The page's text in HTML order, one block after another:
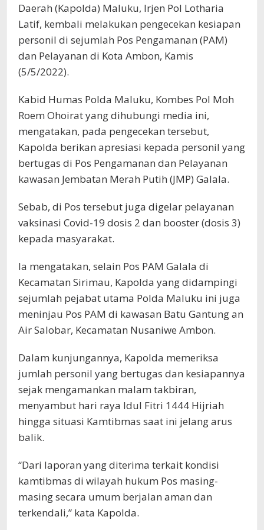
Daerah (Kapolda) Maluku, Irjen Pol Lotharia
Latif, kembali melakukan pengecekan kesiapan
personil di sejumlah Pos Pengamanan (PAM)
dan Pelayanan di Kota Ambon, Kamis
(5/5/2022).
Kabid Humas Polda Maluku, Kombes Pol Moh
Roem Ohoirat yang dihubungi media ini,
mengatakan, pada pengecekan tersebut,
Kapolda berikan apresiasi kepada personil yang
bertugas di Pos Pengamanan dan Pelayanan
kawasan Jembatan Merah Putih (JMP) Galala.
Sebab, di Pos tersebut juga digelar pelayanan
vaksinasi Covid-19 dosis 2 dan booster (dosis 3)
kepada masyarakat.
Ia mengatakan, selain Pos PAM Galala di
Kecamatan Sirimau, Kapolda yang didampingi
sejumlah pejabat utama Polda Maluku ini juga
meninjau Pos PAM di kawasan Batu Gantung an
Air Salobar, Kecamatan Nusaniwe Ambon.
Dalam kunjungannya, Kapolda memeriksa
jumlah personil yang bertugas dan kesiapannya
sejak mengamankan malam takbiran,
menyambut hari raya Idul Fitri 1444 Hijriah
hingga situasi Kamtibmas saat ini jelang arus
balik.
“Dari laporan yang diterima terkait kondisi
kamtibmas di wilayah hukum Pos masing-
masing secara umum berjalan aman dan
terkendali,” kata Kapolda.